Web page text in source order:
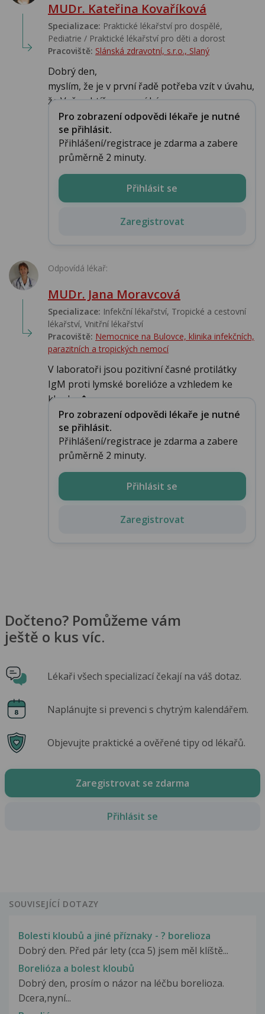
MUDr. Kateřina Kovaříková
Specializace: Praktické lékařství pro dospělé,
Pediatrie / Praktické lékařství pro děti a dorost
Pracoviště: Slánská zdravotní, s.r.o., Slaný
Dobrý den,
myslím, že je v první řadě potřeba vzít v úvahu,
že Vaše obtíže nemusí bý...
Pro zobrazení odpovědi lékaře je nutné
se přihlásit.
Přihlášení/registrace je zdarma a zabere
průměrně 2 minuty.
Přihlásit se
Zaregistrovat
Odpovídá lékař:
MUDr. Jana Moravcová
Specializace: Infekční lékařství‎, Tropické a cestovní
lékařství‎, Vnitřní lékařství
Pracoviště: Nemocnice na Bulovce, klinika infekčních,
parazitních a tropických nemocí
V laboratoři jsou pozitivní časné protilátky
IgM proti lymské borelióze a vzhledem ke
kloubn�...
Pro zobrazení odpovědi lékaře je nutné
se přihlásit.
Přihlášení/registrace je zdarma a zabere
průměrně 2 minuty.
Přihlásit se
Zaregistrovat
Dočteno? Pomůžeme vám
ještě o kus víc.
Lékaři všech specializací čekají na váš dotaz.
Naplánujte si prevenci s chytrým kalendářem.
Objevujte praktické a ověřené tipy od lékařů.
Zaregistrovat se zdarma
Přihlásit se
SOUVISEJÍCÍ DOTAZY
Bolesti kloubů a jiné příznaky - ? borelioza
Dobrý den. Před pár lety (cca 5) jsem měl klíště...
Borelióza a bolest kloubů
Dobrý den, prosím o názor na léčbu borelioza.
Dcera,nyní...